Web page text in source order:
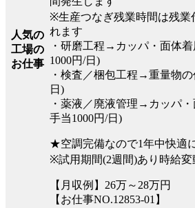
人気の
工場の
お仕事
※生産つなぎ残業時間は残業
れます
・研磨工程→カッパ・面体
1000円/日)
・検査／梱包工程→重量物
日)
・薬液／廃液管理→カッパ
手当1000円/日)
★空調完備なので1年中快適
※試用期間(2週間)あり時給変
【月収例】26万～28万円
【お仕事NO.12853-01】